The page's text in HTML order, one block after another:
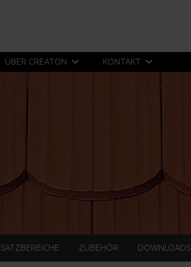
ÜBER CREATON KONTAKT
ZUBEHÖR DOWNLOADS